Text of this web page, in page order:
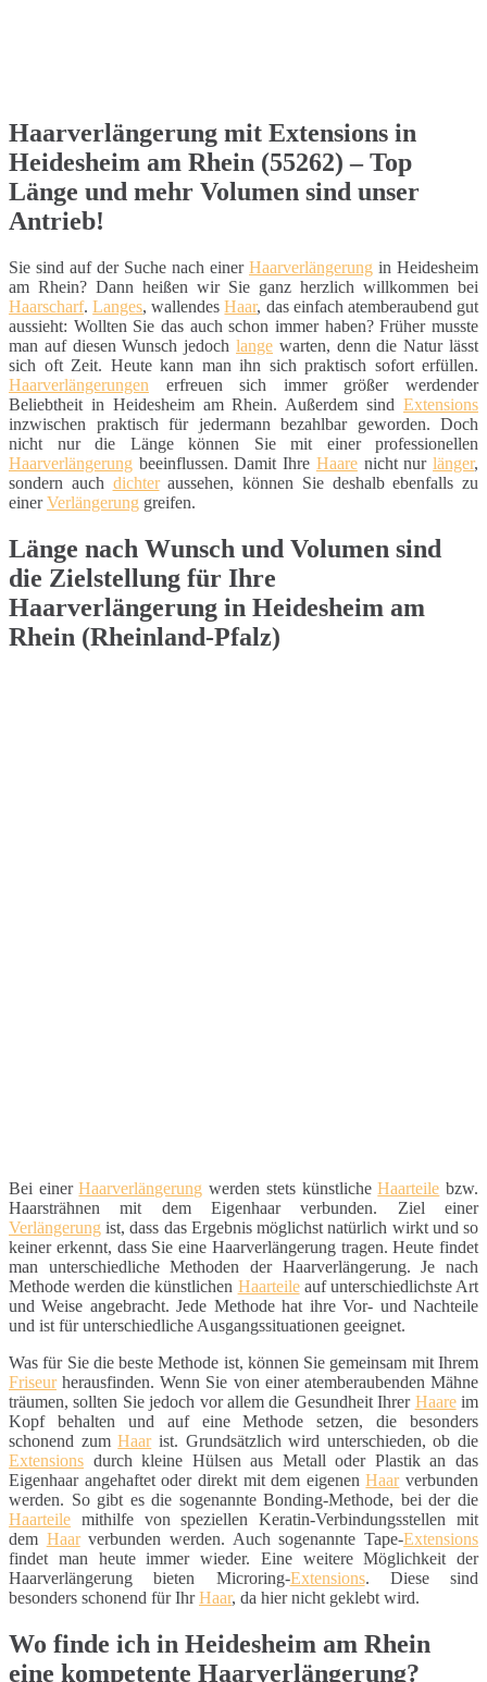
Haarverlängerung mit Extensions in
Heidesheim am Rhein (55262) – Top
Länge und mehr Volumen sind unser
Antrieb!
Sie sind auf der Suche nach einer Haarverlängerung in Heidesheim
am Rhein? Dann heißen wir Sie ganz herzlich willkommen bei
Haarscharf.Langes, wallendesHaar, das einfach atemberaubend gut
aussieht: Wollten Sie das auch schon immer haben? Früher musste
man auf diesen Wunsch jedoch lange warten, denn die Natur lässt
sich oft Zeit. Heute kann man ihn sich praktisch sofort erfüllen.
Haarverlängerungen erfreuen sich immer größer werdender
Beliebtheit in Heidesheim am Rhein. Außerdem sind Extensions
inzwischen praktisch für jedermann bezahlbar geworden. Doch
nicht nur die Länge können Sie mit einer professionellen
Haarverlängerung beeinflussen. Damit Ihre Haarenicht nurlänger,
sondern auch dichteraussehen, können Sie deshalb ebenfalls zu
einerVerlängerung greifen.
Länge nach Wunsch und Volumen sind
die Zielstellung für Ihre
Haarverlängerung in Heidesheim am
Rhein (Rheinland-Pfalz)
Bei einerHaarverlängerung werden stets künstlicheHaarteile bzw.
Haarsträhnen mit dem Eigenhaar verbunden. Ziel einer
Verlängerung ist, dass das Ergebnis möglichst natürlich wirkt und so
keiner erkennt, dass Sie eine Haarverlängerung tragen. Heute findet
man unterschiedliche Methoden der Haarverlängerung. Je nach
Methode werden die künstlichen Haarteileauf unterschiedlichste Art
und Weise angebracht. Jede Methode hat ihre Vor- und Nachteile
und ist für unterschiedliche Ausgangssituationen geeignet.
Was für Sie die beste Methode ist, können Sie gemeinsam mit Ihrem
Friseurherausfinden. Wenn Sie von einer atemberaubenden Mähne
träumen, sollten Sie jedoch vor allem die Gesundheit Ihrer Haareim
Kopf behalten und auf eine Methode setzen, die besonders
schonend zumHaarist. Grundsätzlich wird unterschieden, ob die
Extensions durch kleine Hülsen aus Metall oder Plastik an das
Eigenhaar angehaftet oder direkt mit dem eigenenHaarverbunden
werden. So gibt es die sogenannte Bonding-Methode, bei der die
Haarteile mithilfe von speziellen Keratin-Verbindungsstellen mit
dem Haarverbunden werden. Auch sogenannte Tape-Extensions
findet man heute immer wieder. Eine weitere Möglichkeit der
Haarverlängerung bieten Microring-Extensions. Diese sind
besonders schonend für IhrHaar, da hier nicht geklebt wird.
Wo finde ich in Heidesheim am Rhein
eine kompetente Haarverlängerung?